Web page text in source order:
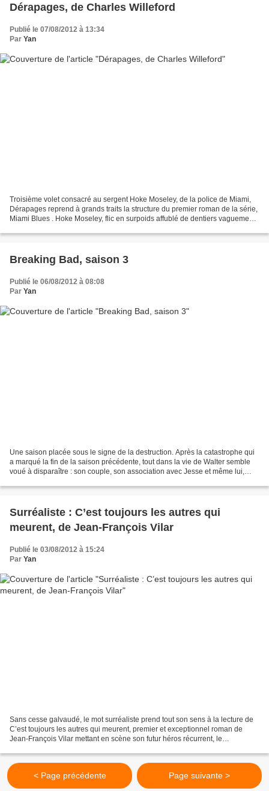
Dérapages, de Charles Willeford
Publié le 07/08/2012 à 13:34
Par Yan
Troisième volet consacré au sergent Hoke Moseley, de la police de Miami,
Dérapages reprend à grands traits la structure du premier roman de la série,
Miami Blues . Hoke Moseley, flic en surpoids affublé de dentiers vaguement
Breaking Bad, saison 3
Publié le 06/08/2012 à 08:08
Par Yan
Une saison placée sous le signe de la destruction. Après la catastrophe qui
a marqué la fin de la saison précédente, tout dans la vie de Walter semble
voué à disparaître : son couple, son association avec Jesse et même lui,
Surréaliste : C’est toujours les autres qui
meurent, de Jean-François Vilar
Publié le 03/08/2012 à 15:24
Par Yan
Sans cesse galvaudé, le mot surréaliste prend tout son sens à la lecture de
C’est toujours les autres qui meurent, premier et exceptionnel roman de
Jean-François Vilar mettant en scène son futur héros récurrent, le
< Page précédente Page suivante >